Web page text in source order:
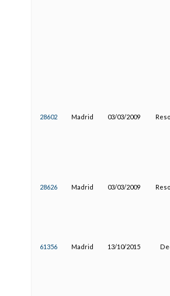
28602 Madrid 03/03/2009
28626 Madrid 03/03/2009
61356 Madrid 13/10/2015